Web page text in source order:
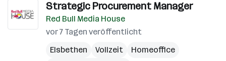
Strategic Procurement Manager
Red Bull Media House
vor 7 Tagen veröffentlicht
Elsbethen
Vollzeit
Homeoffice